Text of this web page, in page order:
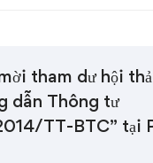
tham dư hội
dẫn Thông tư
TT-BTC” tại